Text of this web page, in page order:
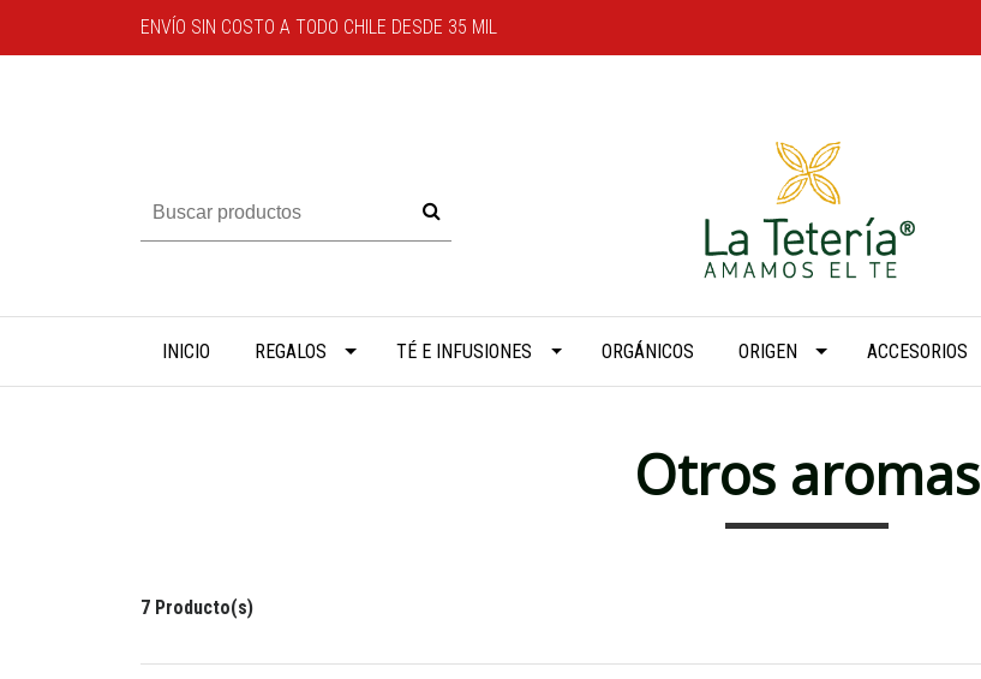
ENVÍO SIN COSTO A TODO CHILE DESDE 35 MIL
INICIO REGALOS TÉ E INFUSIONES ORGÁNICOS ORIGEN ACCESORIOS
Otros aromas
7 Producto(s)